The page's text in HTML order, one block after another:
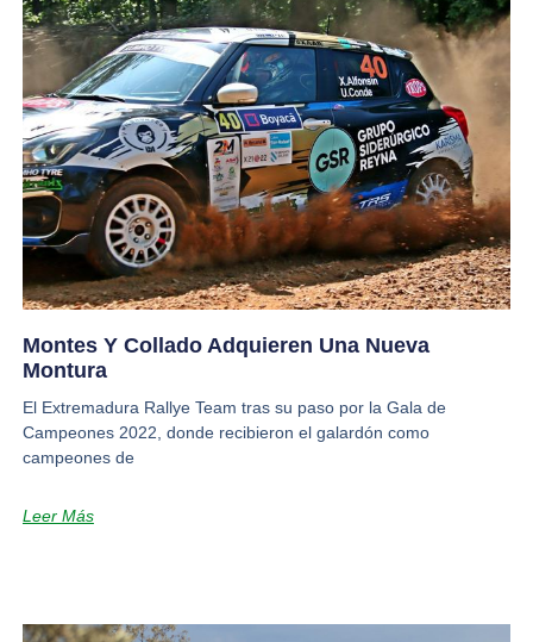
Montes Y Collado Adquieren Una Nueva
Montura
El Extremadura Rallye Team tras su paso por la Gala de
Campeones 2022, donde recibieron el galardón como
campeones de
Leer Más